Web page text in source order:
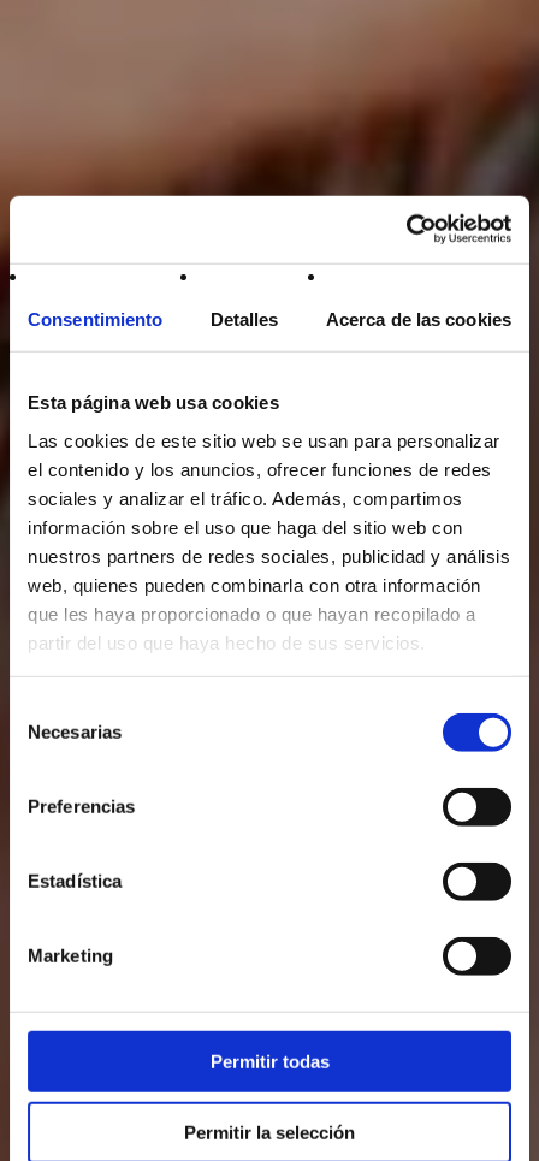
Consentimiento Detalles Acerca de las cookies
Esta página web usa cookies
Las cookies de este sitio web se usan para personalizar
el contenido y los anuncios, ofrecer funciones de redes
sociales y analizar el tráfico. Además, compartimos
información sobre el uso que haga del sitio web con
nuestros partners de redes sociales, publicidad y análisis
web, quienes pueden combinarla con otra información
que les haya proporcionado o que hayan recopilado a
partir del uso que haya hecho de sus servicios.
Necesarias
Preferencias
Estadística
Marketing
Permitir todas
Permitir la selección